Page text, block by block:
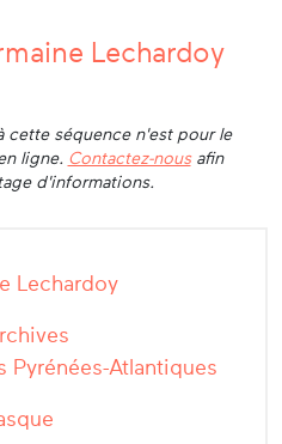
Lechardoy
cette séquence n'est pour le
ligne. Contactez-nousafin
d'informations.
Lechardoy
Pyrénées-Atlantiques